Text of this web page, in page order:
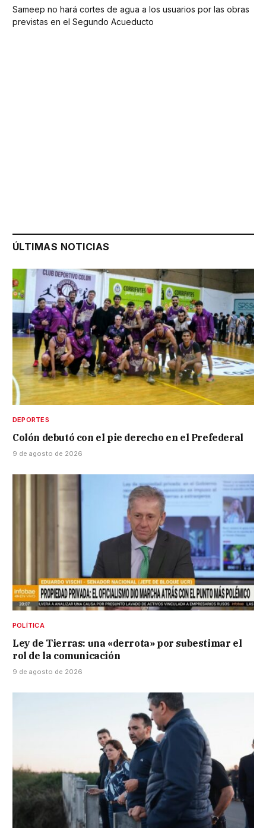
Sameep no hará cortes de agua a los usuarios por las obras
previstas en el Segundo Acueducto
ÚLTIMAS NOTICIAS
DEPORTES
Colón debutó con el pie derecho en el Prefederal
9 de agosto de 2026
POLÍTICA
Ley de Tierras: una «derrota» por subestimar el
rol de la comunicación
9 de agosto de 2026